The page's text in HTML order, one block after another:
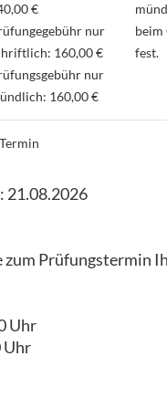
€
nur
160,00 €
nur
160,00 €
beim
fest.
21.08.2026
zum Prüfungstermin
Uhr
Uhr